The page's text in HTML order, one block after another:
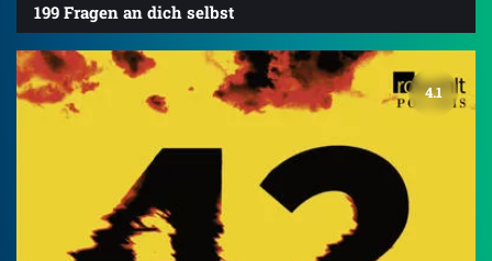
199 Fragen an dich selbst
4.1